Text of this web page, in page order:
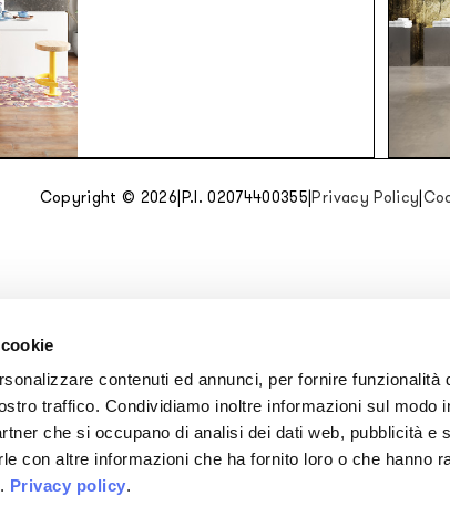
contenuti ed annunci, per fornire funzionalità
traffico. Condividiamo inoltre informazioni sul modo
che si occupano di analisi dei dati web, pubblicità e
con altre informazioni che ha fornito loro o che hanno
Privacy policy.
Copyright © 2026|P.I. 02074400355|Privacy Policy|